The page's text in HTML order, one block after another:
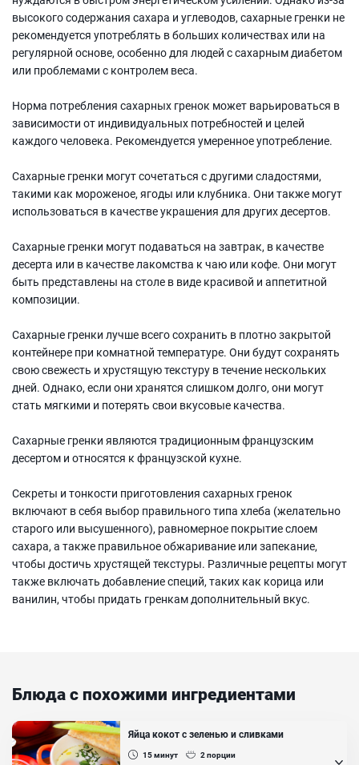
высокого содержания сахара и углеводов, сахарные гренки не
рекомендуется употреблять в больших количествах или на
регулярной основе, особенно для людей с сахарным диабетом
или проблемами с контролем веса.
Норма потребления сахарных гренок может варьироваться в
зависимости от индивидуальных потребностей и целей
каждого человека. Рекомендуется умеренное употребление.
Сахарные гренки могут сочетаться с другими сладостями,
такими как мороженое, ягоды или клубника. Они также могут
использоваться в качестве украшения для других десертов.
Сахарные гренки могут подаваться на завтрак, в качестве
десерта или в качестве лакомства к чаю или кофе. Они могут
быть представлены на столе в виде красивой и аппетитной
композиции.
Сахарные гренки лучше всего сохранить в плотно закрытой
контейнере при комнатной температуре. Они будут сохранять
свою свежесть и хрустящую текстуру в течение нескольких
дней. Однако, если они хранятся слишком долго, они могут
стать мягкими и потерять свои вкусовые качества.
Сахарные гренки являются традиционным французским
десертом и относятся к французской кухне.
Секреты и тонкости приготовления сахарных гренок
включают в себя выбор правильного типа хлеба (желательно
старого или высушенного), равномерное покрытие слоем
сахара, а также правильное обжаривание или запекание,
чтобы достичь хрустящей текстуры. Различные рецепты могут
также включать добавление специй, таких как корица или
ванилин, чтобы придать гренкам дополнительный вкус.
Блюда с похожими ингредиентами
Яйца кокот с зеленью и сливками
15минут 2порции